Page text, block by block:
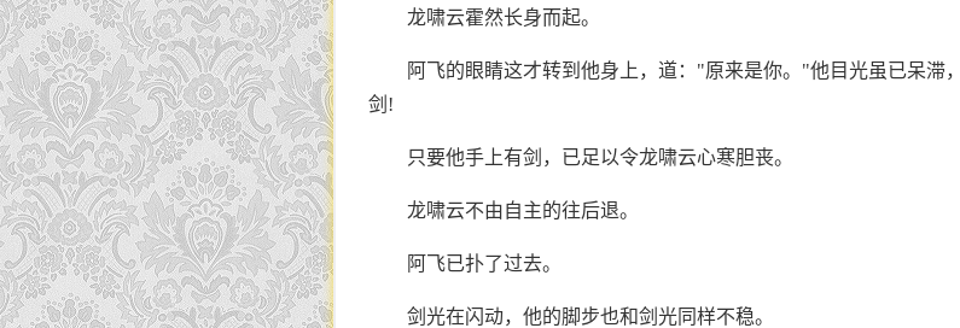
龙啸云霍然长身而起。
阿飞的眼睛这才转到他身上，道："原来是你。"他目光虽已呆滞
剑!
只要他手上有剑，已足以令龙啸云心寒胆丧。
龙啸云不由自主的往后退。
阿飞已扑了过去。
剑光在闪动，他的脚步也和剑光同样不稳。